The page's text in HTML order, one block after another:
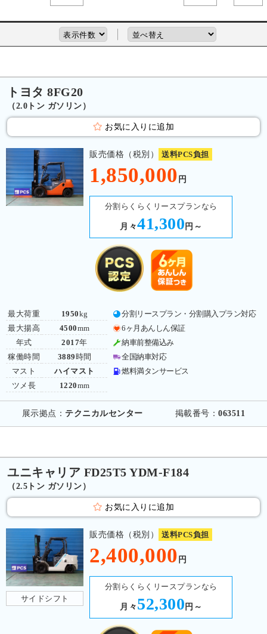
トヨタ 8FG20
（2.0トン ガソリン）
お気に入りに追加
販売価格（税別） 送料PCS負担
1,850,000 円
分割らくらくリースプランなら
月々41,300 円～
最大荷重
最大揚高
年式
稼働時間
マスト
ツメ長
1950kg
4500mm
2017年
3889 時間
ハイマスト
1220mm
分割リースプラン・分割購入プラン対応
6ヶ月あんしん保証
納車前整備込み
全国納車対応
燃料満タンサービス
展示拠点： テクニカルセンター 掲載番号：063511
ユニキャリア FD25T5 YDM-F184
（2.5トン ガソリン）
お気に入りに追加
サイドシフト
販売価格（税別） 送料PCS負担
2,400,000 円
分割らくらくリースプランなら
月々 52,300 円～